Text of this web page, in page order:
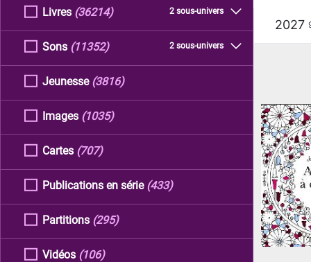
Livres 2 sous-univers
(36214)
Sons 2 sous-univers
(11352)
Jeunesse (3816)
Images (1035)
Cartes (707)
Publications en série (433)
Partitions (295)
Vidéos (106)
2027